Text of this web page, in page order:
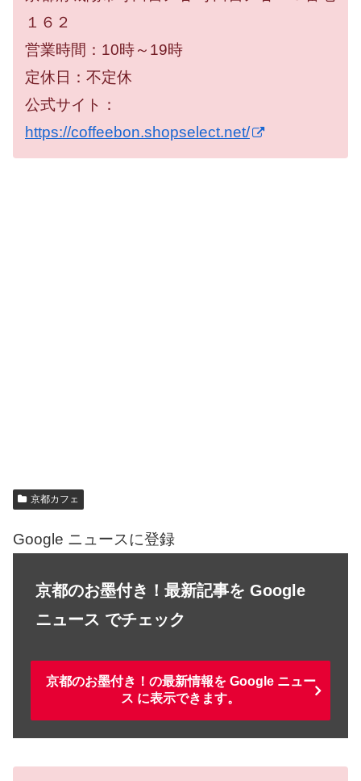
１６２
営業時間：10時～19時
定休日：不定休
公式サイト：
https://coffeebon.shopselect.net/
京都カフェ
Google ニュースに登録
京都のお墨付き！最新記事を Google
ニュース でチェック
京都のお墨付き！の最新情報を Google ニュー
ス に表示できます。